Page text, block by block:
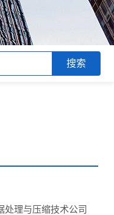
处理与压缩技术公司